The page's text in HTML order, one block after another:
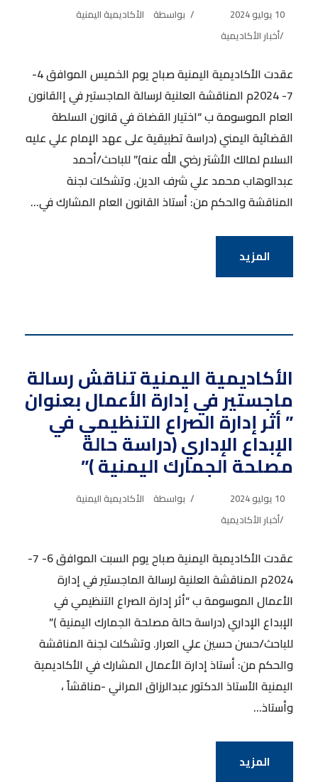
10 يوليو 2024 بواسطة الأكاديمية اليمنية
أخبار الأكاديمية
عقدت الأكاديمية اليمنية صباح يوم الخميس الموافق 4-
7- 2024م المناقشة العلنية لرسالة الماجستير في إالقانون
العام الموسومة ب “اختيار القضاة في قانون السلطة
القضائية اليمني (دراسة تطبيقية على عهد الإمام علي عليه
السلام لمالك الأشتر رضي الله عنه)” للباحث/أحمد
عبدالوهاب محمد علي شرف الدين. وتشكلت لجنة
المناقشة والحكم من: أستاذ القانون العام المشارك في...
المزيد
الأكاديمية اليمنية تناقش رسالة
ماجستير في إدارة الأعمال بعنوان
” أثر إدارة الصراع التنظيمي في
الإبداع الإداري (دراسة حالة
مصلحة الجمارك اليمنية )”
10 يوليو 2024 بواسطة الأكاديمية اليمنية
أخبار الأكاديمية
عقدت الأكاديمية اليمنية صباح يوم السبت الموافق 6- 7-
2024م المناقشة العلنية لرسالة الماجستير في إدارة
الأعمال الموسومة ب “أثر إدارة الصراع التنظيمي في
الإبداع الإداري (دراسة حالة مصلحة الجمارك اليمنية )”
للباحث/حسن حسين علي العرار. وتشكلت لجنة المناقشة
والحكم من: أستاذ إدارة الأعمال المشارك في الأكاديمية
اليمنية الأستاذ الدكتور عبدالرزاق المراني -مناقشاً ،
وأستاذ...
المزيد